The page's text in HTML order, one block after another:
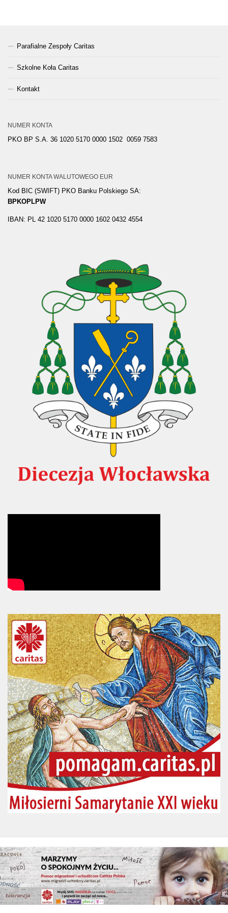
Parafialne Zespoły Caritas
Szkolne Koła Caritas
Kontakt
NUMER KONTA
PKO BP S.A. 36 1020 5170 0000 1502 0059 7583
NUMER KONTA WALUTOWEGO EUR
Kod BIC (SWIFT) PKO Banku Polskiego SA:
BPKOPLPW
IBAN: PL 42 1020 5170 0000 1602 0432 4554